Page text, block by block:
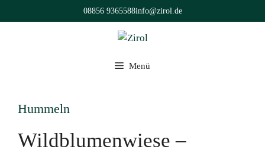
Inhalt
08856 9365588info@zirol.de
Menü
Hummeln
Wildblumenwiese –